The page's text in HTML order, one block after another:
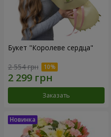
Букет "Королеве сердца"
2 554 грн
Заказать